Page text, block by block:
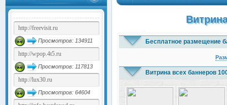
Просмотров: 134911
Просмотров: 117813
Просмотров: 64604
Бесплатное размещение
Витрина всех баннеров